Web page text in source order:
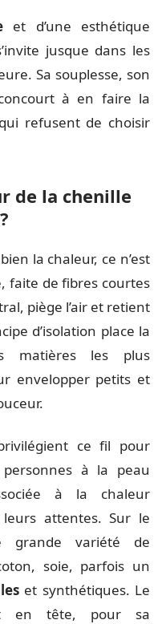
et d’une esthétique
jusque dans les
Sa souplesse, son
à en faire la
refusent de choisir
de la chenille
la chaleur, ce n’est
faite de fibres courtes
piège l’air et retient
d’isolation place la
matières les plus
envelopper petits et
ce fil pour
à la peau
à la chaleur
attentes. Sur le
grande variété de
soie, parfois un
et synthétiques. Le
en tête, pour sa